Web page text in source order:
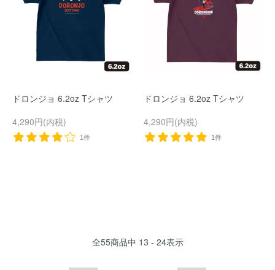
ドロンジョ 6.2oz Tシャツ
4,290円(内税)
1件
ドロンジョ 6.2oz Tシャツ
4,290円(内税)
1件
全55商品中 13 - 24表示